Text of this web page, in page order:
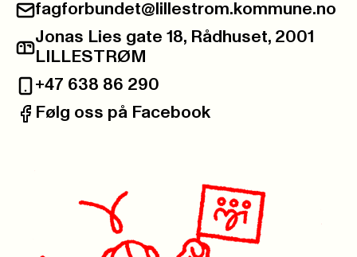
E-post:
fagforbundet@lillestrom.kommune.no
Postadresse:
Jonas Lies gate 18, Rådhuset, 2001
LILLESTRØM
Telefon:
+47 638 86 290
Facebook:
Følg oss på Facebook